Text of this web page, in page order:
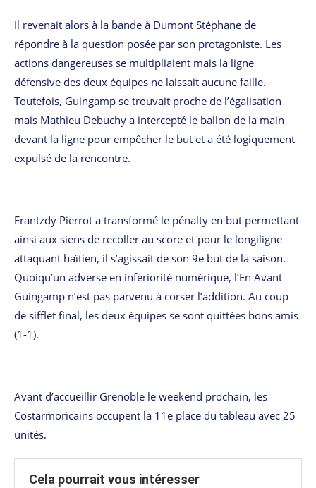
Il revenait alors à la bande à Dumont Stéphane de
répondre à la question posée par son protagoniste. Les
actions dangereuses se multipliaient mais la ligne
défensive des deux équipes ne laissait aucune faille.
Toutefois, Guingamp se trouvait proche de l’égalisation
mais Mathieu Debuchy a intercepté le ballon de la main
devant la ligne pour empêcher le but et a été logiquement
expulsé de la rencontre.
Frantzdy Pierrot a transformé le pénalty en but permettant
ainsi aux siens de recoller au score et pour le longiligne
attaquant haïtien, il s’agissait de son 9e but de la saison.
Quoiqu’un adverse en infériorité numérique, l’En Avant
Guingamp n’est pas parvenu à corser l’addition. Au coup
de sifflet final, les deux équipes se sont quittées bons amis
(1-1).
Avant d’accueillir Grenoble le weekend prochain, les
Costarmoricains occupent la 11e place du tableau avec 25
unités.
Cela pourrait vous intéresser